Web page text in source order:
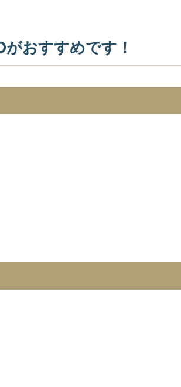
おすすめです！